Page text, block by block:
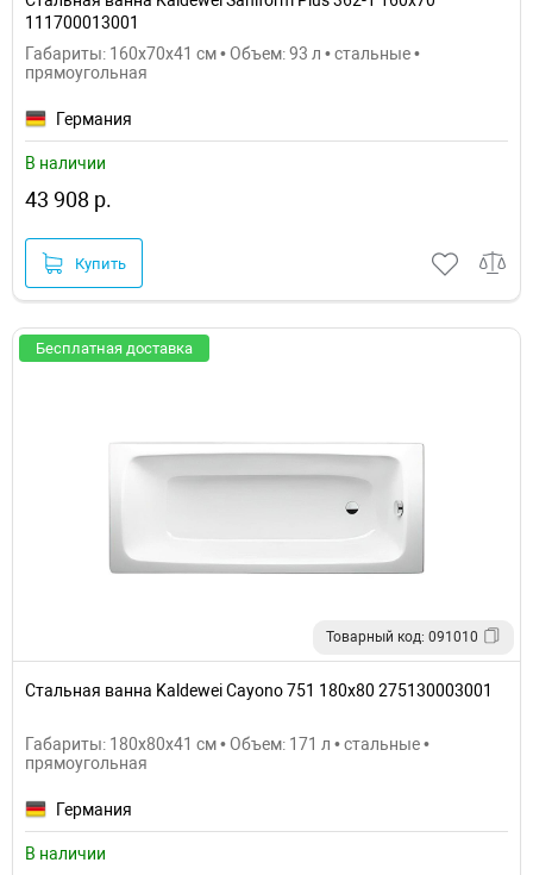
111700013001
Габариты: 160x70x41 см • Объем: 93 л • стальные •
прямоугольная
Германия
В наличии
43 908 р.
Купить
Бесплатная доставка
Товарный код: 091010
Стальная ванна Kaldewei Cayono 751 180x80 275130003001
Габариты: 180x80x41 см • Объем: 171 л • стальные •
прямоугольная
Германия
В наличии